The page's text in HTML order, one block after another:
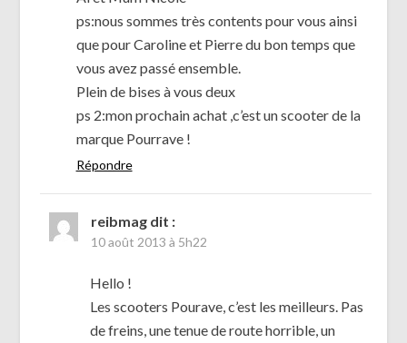
ps:nous sommes très contents pour vous ainsi
que pour Caroline et Pierre du bon temps que
vous avez passé ensemble.
Plein de bises à vous deux
ps 2:mon prochain achat ,c’est un scooter de la
marque Pourrave !
Répondre
reibmag dit :
10 août 2013 à 5h22
Hello !
Les scooters Pourave, c’est les meilleurs. Pas
de freins, une tenue de route horrible, un